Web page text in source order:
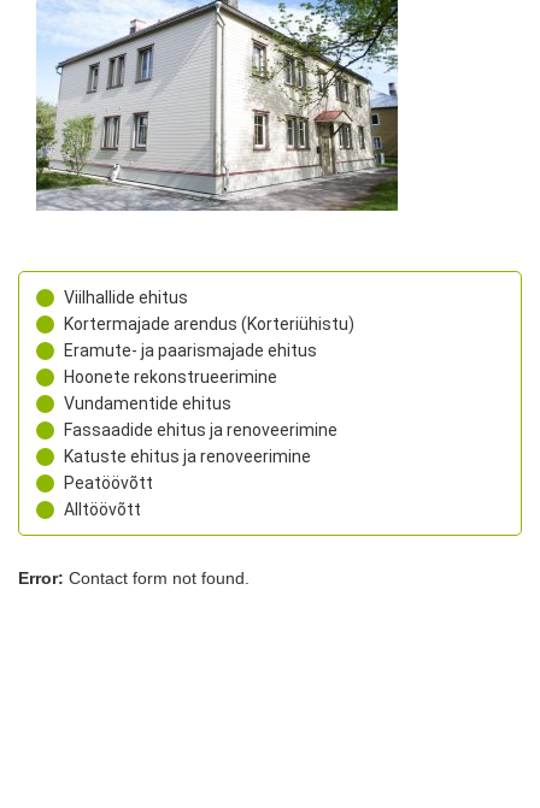
Viilhallide ehitus
Kortermajade arendus (Korteriühistu)
Eramute- ja paarismajade ehitus
Hoonete rekonstrueerimine
Vundamentide ehitus
Fassaadide ehitus ja renoveerimine
Katuste ehitus ja renoveerimine
Peatöövõtt
Alltöövõtt
Error: Contact form not found.